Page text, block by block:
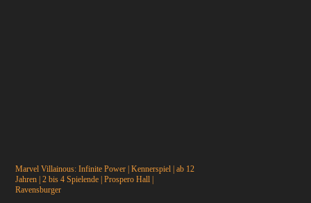
Marvel Villainous: Infinite Power | Kennerspiel | ab 12
Jahren | 2 bis 4 Spielende | Prospero Hall |
Ravensburger